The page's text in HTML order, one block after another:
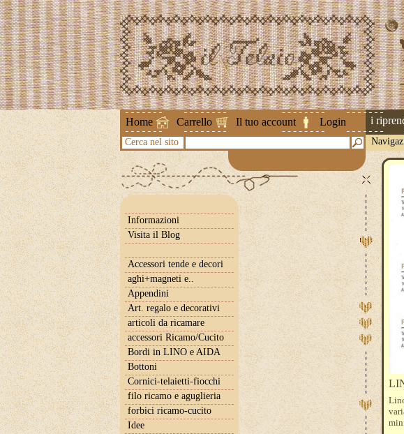
Home Carrello Il tuo account Login
Attenzione ! Le spedizioni
Cerca nel sito
Informazioni
Visita il Blog
Accessori tende e decori
aghi+magneti e..
Appendini
Art. regalo e decorativi
articoli da ricamare
accessori Ricamo/Cucito
Bordi in LINO e AIDA
Bottoni
Cornici-telaietti-fiocchi
filo ricamo e aguglieria
forbici ricamo-cucito
Idee